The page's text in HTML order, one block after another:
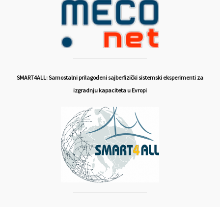
SMART4ALL: Samostalni prilagođeni sajberfizički sistemski eksperimenti za
izgradnju kapaciteta u Evropi